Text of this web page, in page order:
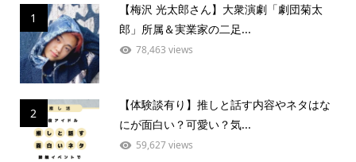
1
【梅沢 光太郎さん】大衆演劇「劇団菊太
郎」所属＆実業家の二足...
78,463 views
2
【体験談有り】推しと話す内容やネタはな
にが面白い？可愛い？気...
59,627 views